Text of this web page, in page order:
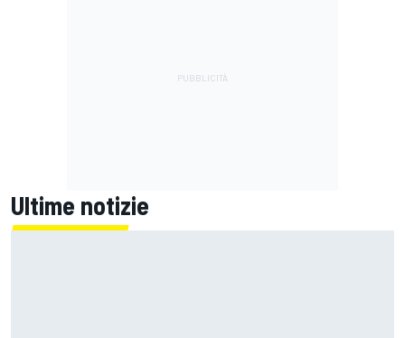
Ultime notizie